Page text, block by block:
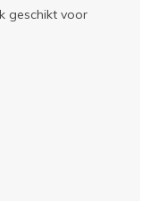
geschikt voor